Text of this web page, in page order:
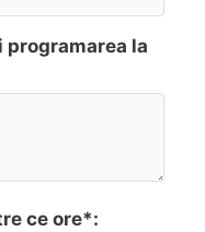
la
ce ore*: